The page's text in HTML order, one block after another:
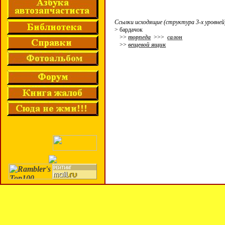
Ссылки исходящие (структура 3-х
> бардачок
>>торпеда >>>салон
>>вещевой ящик